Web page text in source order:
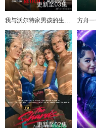
更新至03集
我与沃尔特家男孩的生活 第三季 方舟
更新至02集